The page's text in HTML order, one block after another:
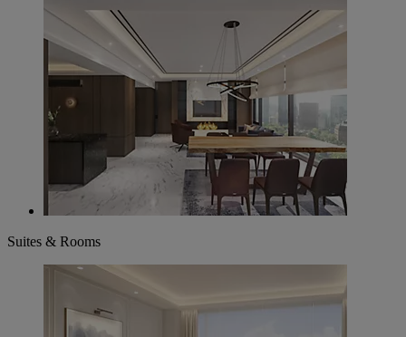
Suites & Rooms